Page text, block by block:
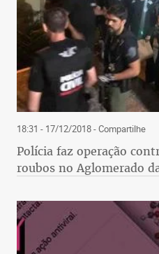
18:31 - 17/12/2018- Compartilhe
Polícia faz operação
roubos no Aglomerado